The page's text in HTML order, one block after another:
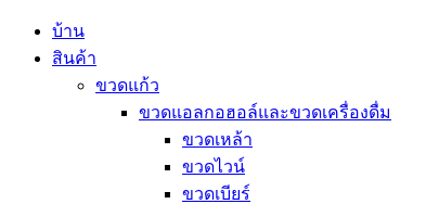
บ้าน
สินค้า
ขวดแก้ว
ขวดแอลกอฮอล์และขวดเครื่องดื่ม
ขวดเหล้า
ขวดไวน์
ขวดเบียร์